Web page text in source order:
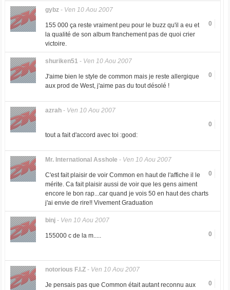
gybz- Ven 10 Aou 2007
0
155 000 ça reste vraiment peu pour le buzz qu'il a eu et
la qualité de son album franchement pas de quoi crier
victoire.
shuriken51- Ven 10 Aou 2007
0
J'aime bien le style de common mais je reste allergique
aux prod de West, j'aime pas du tout désolé !
azrah- Ven 10 Aou 2007
0
tout a fait d'accord avec toi :good:
Mr. International Asshole - Ven 10 Aou 2007
0
C'est fait plaisir de voir Common en haut de l'affiche il le
mérite. Ca fait plaisir aussi de voir que les gens aiment
encore le bon rap...car quand je vois 50 en haut des charts
j'ai envie de rire!! Vivement Graduation
binj- Ven 10 Aou 2007
0
155000 c de la m.....
notorious F.I.Z- Ven 10 Aou 2007
0
Je pensais pas que Common était autant reconnu aux